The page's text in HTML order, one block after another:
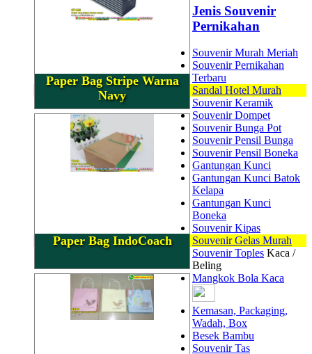
Paper Bag Stripe Warna
Navy
Paper Bag IndoCoach
Jenis Souvenir
Pernikahan
Souvenir Murah Meriah
Souvenir Pernikahan
Terbaru
Sandal Hotel Murah
Souvenir Keramik
Souvenir Dompet
Souvenir Bunga Pot
Souvenir Pensil Bunga
Souvenir Pensil Boneka
Gantungan Kunci
Gantungan Kunci Batok
Kelapa
Gantungan Kunci
Boneka
Souvenir Kipas
Souvenir Gelas Murah
Souvenir Toples Kaca /
Beling
Mangkok Bola Kaca
Kemasan, Packaging,
Wadah, Box
Besek Bambu
Souvenir Tas